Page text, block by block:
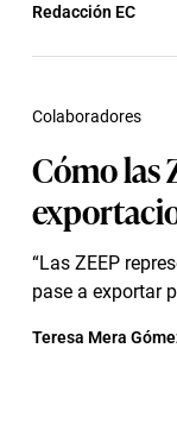
Redacción EC
Cómo las
“Las ZEEP
pase a exportar
Colaboradores
Teresa Mera